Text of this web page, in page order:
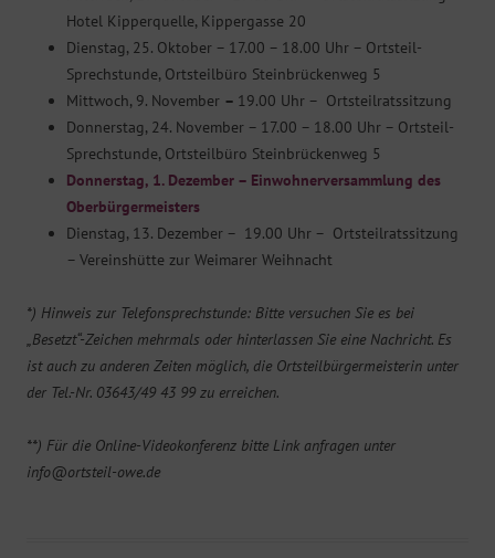
Hotel Kipperquelle, Kippergasse 20
Dienstag, 25. Oktober – 17.00 – 18.00 Uhr – Ortsteil-
Sprechstunde, Ortsteilbüro Steinbrückenweg 5
Mittwoch, 9. November – 19.00 Uhr – Ortsteilratssitzung
Donnerstag, 24. November – 17.00 – 18.00 Uhr – Ortsteil-
Sprechstunde, Ortsteilbüro Steinbrückenweg 5
Donnerstag, 1. Dezember – Einwohnerversammlung des
Oberbürgermeisters
Dienstag, 13. Dezember – 19.00 Uhr – Ortsteilratssitzung
– Vereinshütte zur Weimarer Weihnacht
*) Hinweis zur Telefonsprechstunde: Bitte versuchen Sie es bei
„Besetzt“-Zeichen mehrmals oder hinterlassen Sie eine Nachricht. Es
ist auch zu anderen Zeiten möglich, die Ortsteilbürgermeisterin unter
der Tel.-Nr. 03643/49 43 99 zu erreichen.
**) Für die Online-Videokonferenz bitte Link anfragen unter
info@ortsteil-owe.de